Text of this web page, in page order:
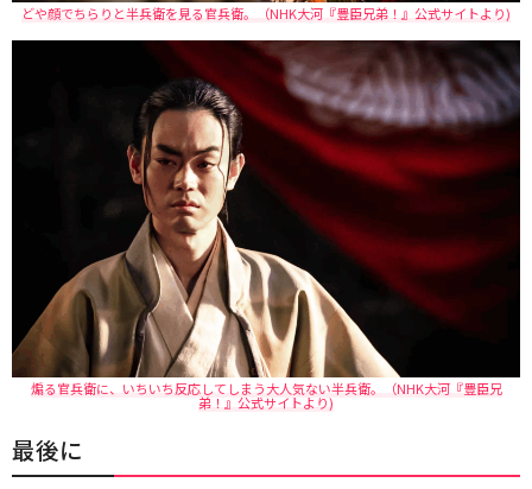
どや顔でちらりと半兵衛を見る官兵衛。（NHK大河『豊臣兄弟！』公式サイトより)
煽る官兵衛に、いちいち反応してしまう大人気ない半兵衛。（NHK大河『豊臣兄
弟！』公式サイトより)
最後に